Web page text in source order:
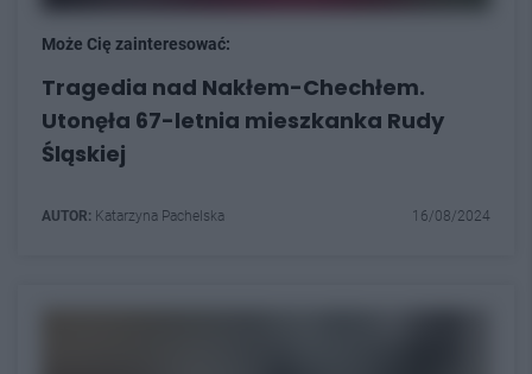
Może Cię zainteresować:
Tragedia nad Nakłem-Chechłem.
Utonęła 67-letnia mieszkanka Rudy
Śląskiej
AUTOR: Katarzyna Pachelska 16/08/2024